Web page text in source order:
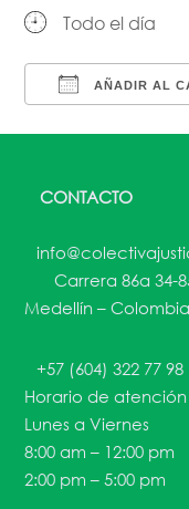
Todo el día
AÑADIR AL
CONTACTO
Carrera 86a 34-
Medellín – Colombia
+57 (604) 322 77 98
Horario de
Lunes a Viernes
8:00 am – 12:00 pm
2:00 pm – 5:00 pm